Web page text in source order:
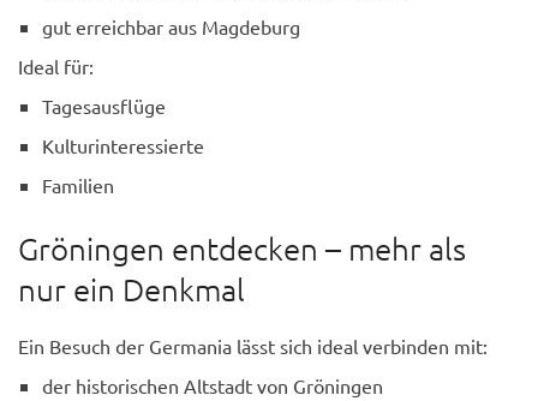
gut erreichbar aus Magdeburg
Ideal für:
Tagesausflüge
Kulturinteressierte
Familien
Gröningen entdecken – mehr als
nur ein Denkmal
Ein Besuch der Germania lässt sich ideal verbinden mit:
der historischen Altstadt von Gröningen